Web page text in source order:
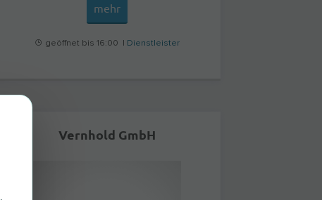
mehr
geöffnet bis 16:00 | Dienstleister
Vernhold GmbH